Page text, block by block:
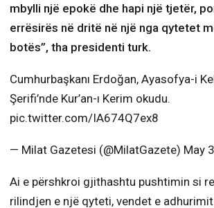
mbylli një epokë dhe hapi një tjetër,
errësirës në dritë në një nga qytetet
botës”, tha presidenti turk.
Cumhurbaşkanı Erdoğan, Ayasofya-i
Şerifi’nde Kur’an-ı Kerim okudu.
pic.twitter.com/IA674Q7ex8
— Milat Gazetesi (@MilatGazete) May
Ai e përshkroi gjithashtu pushtimin si
rilindjen e një qyteti, vendet e